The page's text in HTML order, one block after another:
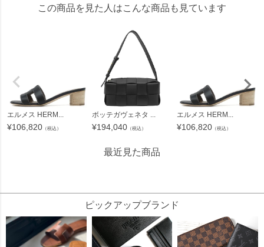
この商品を見た人はこんな商品も見ています
エルメス HERM...
¥106,820 （税込）
ボッテガヴェネタ ...
¥194,040 （税込）
エルメス HERM...
¥106,820 （税込）
最近見た商品
ピックアップブランド